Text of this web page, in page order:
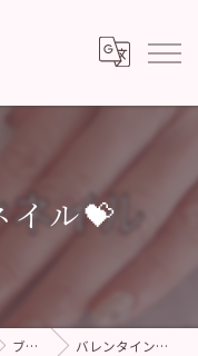
イル💝
ブログ バレンタインネイル💝